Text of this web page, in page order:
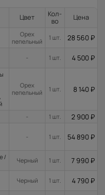
Цвет
Кол-
во
Цена
Орех
пепельный
1 шт. 28 560 ₽
- 1 шт. 4 500 ₽
Орех
пепельный
1 шт. 8 140 ₽
- 1 шт. 2 900 ₽
- 1 шт. 54 890 ₽
/
Черный 1 шт. 7 990 ₽
Черный 1 шт. 4 790 ₽